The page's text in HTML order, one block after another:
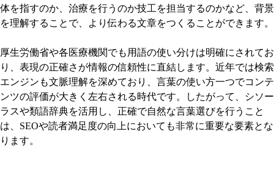
体を指すのか、治療を行うのか技工を担当するのかなど、背景
を理解することで、より伝わる文章をつくることができます。
厚生労働省や各医療機関でも用語の使い分けは明確にされてお
り、表現の正確さが情報の信頼性に直結します。近年では検索
エンジンも文脈理解を深めており、言葉の使い方一つでコンテ
ンツの評価が大きく左右される時代です。したがって、シソー
ラスや類語辞典を活用し、正確で自然な言葉選びを行うこと
は、SEOや読者満足度の向上においても非常に重要な要素とな
ります。